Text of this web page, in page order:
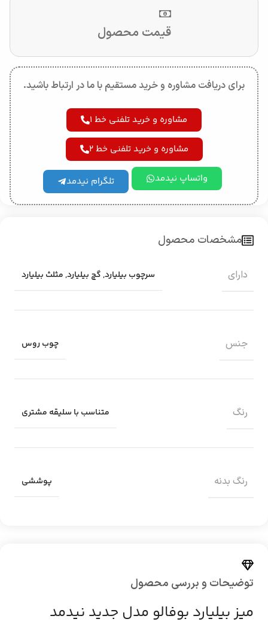
قیمت محصول
برای دریافت مشاوره و خرید مستقیم با ما در ارتباط باشید.
مشاوره و خرید تلفنی خط 1
مشاوره و خرید تلفنی خط 2
واتساپ نیدمد تلگرام نیدمد
توضیحات و بررسی محصول
میز بیلیارد بوفالو مدل جدید نیدمد
مشخصات محصول
دارای سرچوب بیلیارد,گچ بیلیارد,مثلث بیلیارد
جنس چوب روس
رنگ متناسب با سلیقه مشتری
رنگ بدنه پوششی